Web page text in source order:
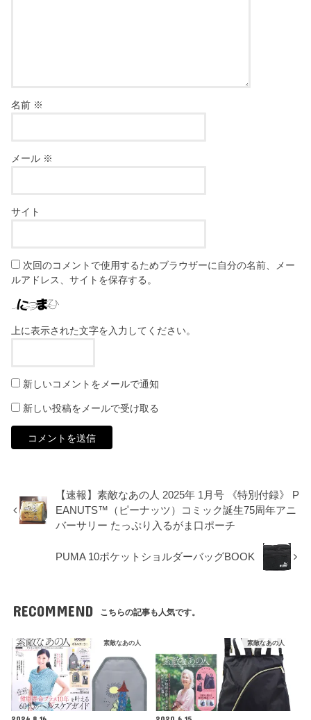
名前 ※
メール ※
サイト
次回のコメントで使用するためブラウザーに自分の名前、メー
ルアドレス、サイトを保存する。
上に表示された文字を入力してください。
新しいコメントをメールで通知
新しい投稿をメールで受け取る
【速報】素敵なあの人 2025年 1月号 《特別付録》 P
EANUTS™（ピーナッツ）コミック誕生75周年アニ
バーサリー たっぷり入るがま口ポーチ
PUMA 10ポケットショルダーバッグBOOK
RECOMMEND こちらの記事も人気です。
素敵なあの人 素敵なあの人